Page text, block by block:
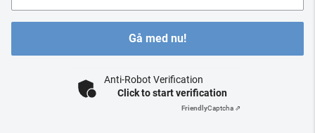
Gå med nu!
Anti-Robot Verification
Click to start verification
FriendlyCaptcha ⇗